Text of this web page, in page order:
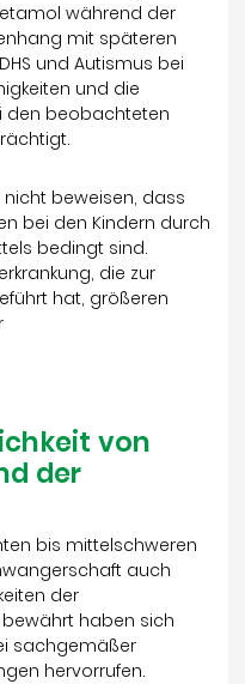
während der
mit späteren
und Autismus bei
und die
den beobachteten
beweisen, dass
bei den Kindern durch
bedingt sind.
die zur
hat, größeren
von
der
bis mittelschweren
auch
der
haben sich
sachgemäßer
hervorrufen.